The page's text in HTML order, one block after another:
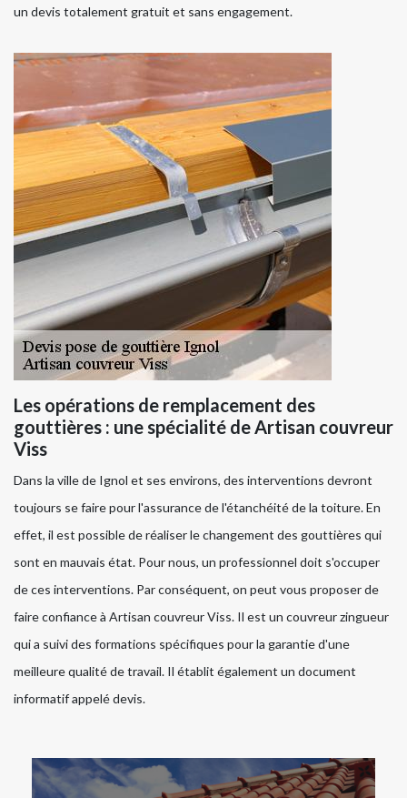
un devis totalement gratuit et sans engagement.
Les opérations de remplacement des
gouttières : une spécialité de Artisan couvreur
Viss
Dans la ville de Ignol et ses environs, des interventions devront
toujours se faire pour l'assurance de l'étanchéité de la toiture. En
effet, il est possible de réaliser le changement des gouttières qui
sont en mauvais état. Pour nous, un professionnel doit s'occuper
de ces interventions. Par conséquent, on peut vous proposer de
faire confiance à Artisan couvreur Viss. Il est un couvreur zingueur
qui a suivi des formations spécifiques pour la garantie d'une
meilleure qualité de travail. Il établit également un document
informatif appelé devis.